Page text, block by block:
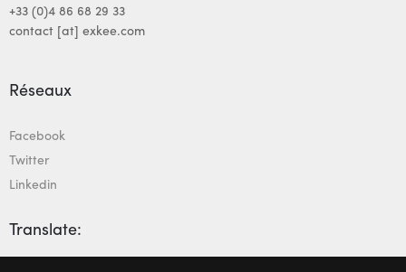
+33 (0)4 86 68 29 33
contact [at] exkee.com
Réseaux
Facebook
Twitter
Linkedin
Translate: